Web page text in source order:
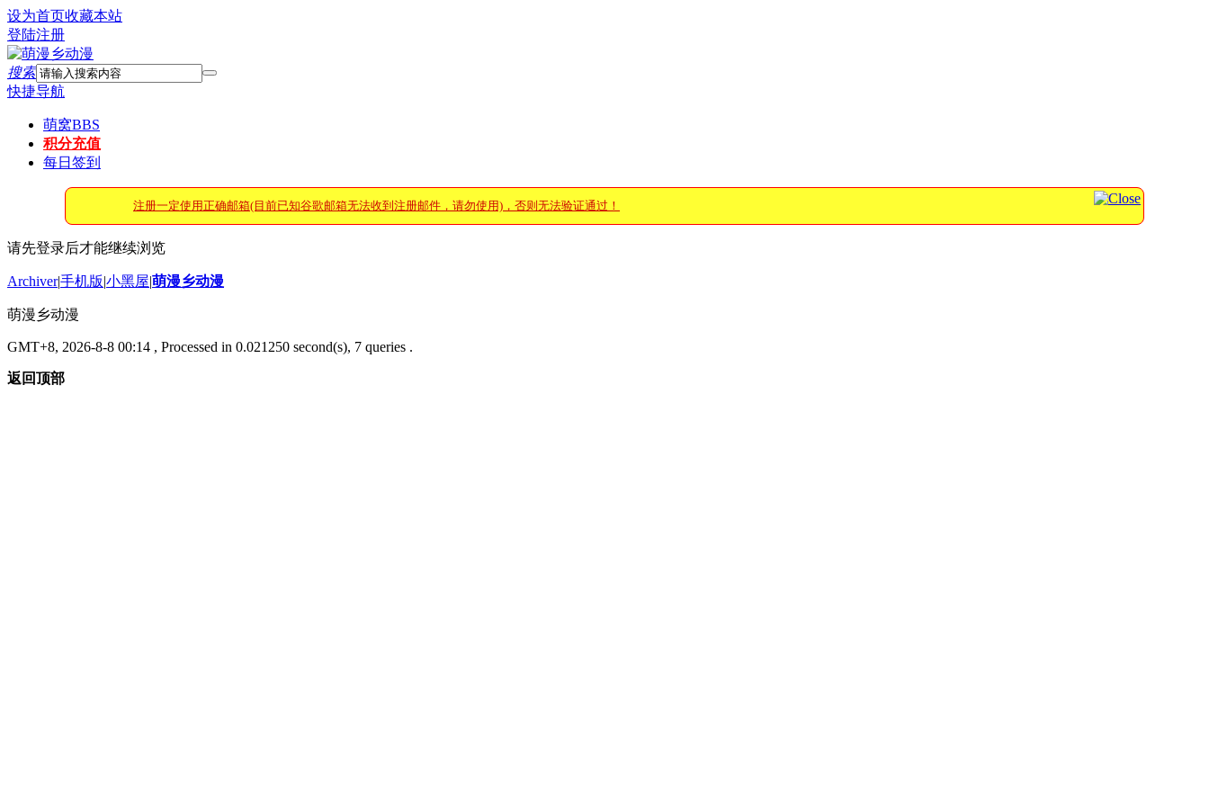
设为首页收藏本站
登陆注册
搜索
快捷导航
萌窝BBS
积分充值
每日签到
注册一定使用正确邮箱(目前已知谷歌邮箱无法收到注册邮件，请勿使用)，否则无法验证通过！
请先登录后才能继续浏览
Archiver|手机版|小黑屋|萌漫乡动漫
萌漫乡动漫
GMT+8, 2026-8-8 00:14 , Processed in 0.021250 second(s), 7 queries .
返回顶部